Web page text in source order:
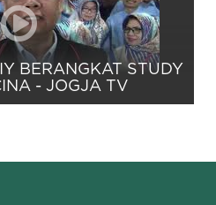
BERANGKAT STUDY
- JOGJA TV